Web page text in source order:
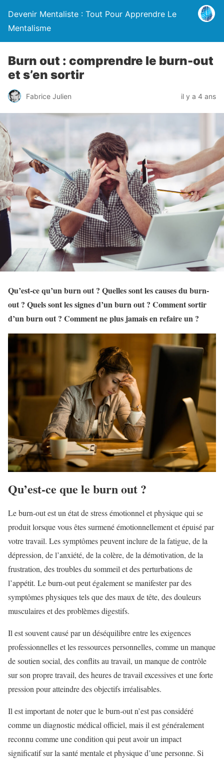
Devenir Mentaliste : Tout Pour Apprendre Le
Mentalisme
Burn out : comprendre le burn-out
et s’en sortir
Fabrice Julien il y a 4 ans
Qu’est-ce qu’un burn out ? Quelles sont les causes du burn-
out ? Quels sont les signes d’un burn out ? Comment sortir
d’un burn out ? Comment ne plus jamais en refaire un ?
Qu’est-ce que le burn out ?
Le burn-out est un état de stress émotionnel et physique qui se
produit lorsque vous êtes surmené émotionnellement et épuisé par
votre travail. Les symptômes peuvent inclure de la fatigue, de la
dépression, de l’anxiété, de la colère, de la démotivation, de la
frustration, des troubles du sommeil et des perturbations de
l’appétit. Le burn-out peut également se manifester par des
symptômes physiques tels que des maux de tête, des douleurs
musculaires et des problèmes digestifs.
Il est souvent causé par un déséquilibre entre les exigences
professionnelles et les ressources personnelles, comme un manque
de soutien social, des conflits au travail, un manque de contrôle
sur son propre travail, des heures de travail excessives et une forte
pression pour atteindre des objectifs irréalisables.
Il est important de noter que le burn-out n’est pas considéré
comme un diagnostic médical officiel, mais il est généralement
reconnu comme une condition qui peut avoir un impact
significatif sur la santé mentale et physique d’une personne. Si